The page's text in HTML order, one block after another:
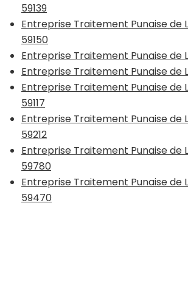
59139
Entreprise Traitement Punaise de
59150
Entreprise Traitement Punaise de
Entreprise Traitement Punaise de
Entreprise Traitement Punaise de
59117
Entreprise Traitement Punaise de
59212
Entreprise Traitement Punaise de
59780
Entreprise Traitement Punaise de
59470